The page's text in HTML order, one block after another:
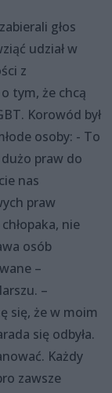
głos
udział w
z
tym, że chcą
Korowód był
osoby: - To
praw do
nas
praw
nie
osób
–
–
się, że w moim
się odbyła.
Każdy
zawsze